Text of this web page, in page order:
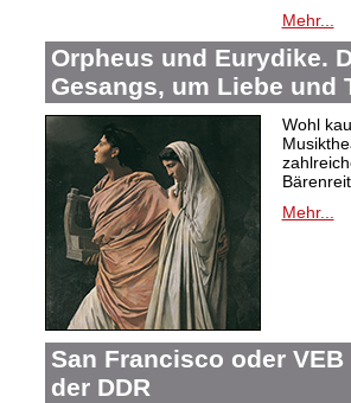
Mehr...
Orpheus und Eurydike.
Gesangs, um Liebe und
Wohl
Mehr...
San Francisco oder
der DDR